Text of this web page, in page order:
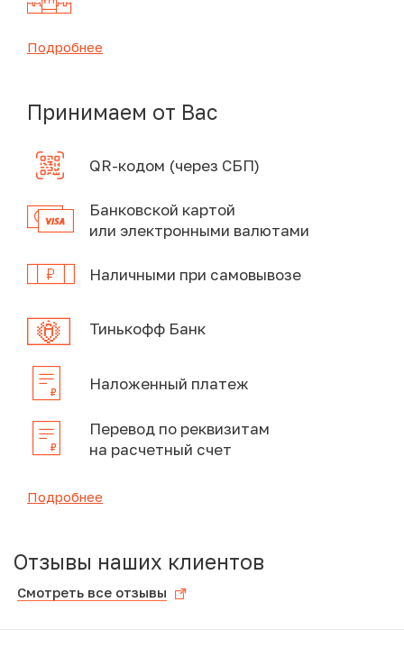
Подробнее
Принимаем от Вас
QR-кодом (через СБП)
Банковской картой
или электронными валютами
Наличными при самовывозе
Тинькофф Банк
Наложенный платеж
Перевод по реквизитам
на расчетный счет
Подробнее
Отзывы наших клиентов
Смотреть все отзывы